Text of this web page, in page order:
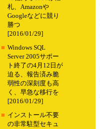
札、Amazonや
Googleなどに競り
勝つ
[2016/01/29]
■ Windows SQL
Server 2005サポー
ト終了の4月12日が
迫る、報告済み脆
弱性の深刻度も高
く、早急な移行を
[2016/01/29]
■ インストール不要
の非常駐型セキュ